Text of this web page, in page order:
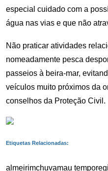
especial cuidado com a
água nas vias e que não
Não praticar atividades
nomeadamente pesca
passeios à beira-mar,
veículos muito próximos da
conselhos da Proteção Civil.
Etiquetas Relacionadas:
almeirimchuvamau tempo